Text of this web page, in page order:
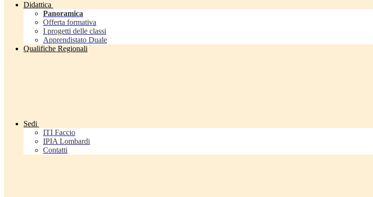
Didattica
Panoramica
Offerta formativa
I progetti delle classi
Apprendistato Duale
Qualifiche Regionali
Sedi
ITI Faccio
IPIA Lombardi
Contatti